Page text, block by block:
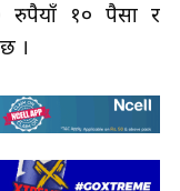
रुपैयाँ १० पैसा र
।